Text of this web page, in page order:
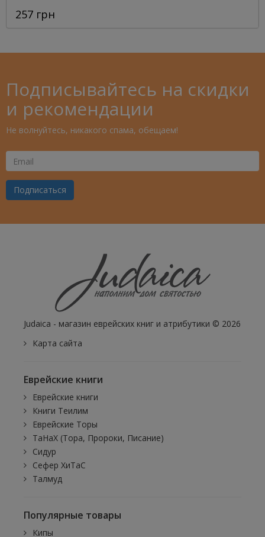
257 грн
Подписывайтесь на скидки
и рекомендации
Не волнуйтесь, никакого спама, обещаем!
Ваш
Email
Подписаться
Judaica - магазин еврейских книг и атрибутики © 2026
Карта сайта
Еврейские книги
Еврейские книги
Книги Теилим
Еврейские Торы
ТаНаХ (Тора, Пророки, Писание)
Сидур
Сефер ХиТаС
Талмуд
Популярные товары
Кипы